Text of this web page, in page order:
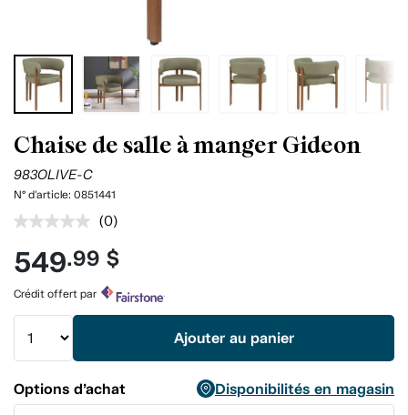
Chaise de salle à manger Gideon
983OLIVE-C
N° d'article: 0851441
Aucune
pour
ce
produit.
Lien
vers
page.
(0)
549.99 $
Crédit offert par
Ajouter au panier
Options d’achat
Disponibilités en magasin